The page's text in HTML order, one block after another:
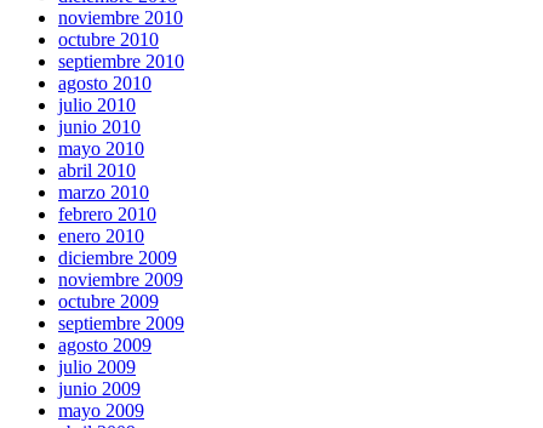
noviembre 2010
octubre 2010
septiembre 2010
agosto 2010
julio 2010
junio 2010
mayo 2010
abril 2010
marzo 2010
febrero 2010
enero 2010
diciembre 2009
noviembre 2009
octubre 2009
septiembre 2009
agosto 2009
julio 2009
junio 2009
mayo 2009